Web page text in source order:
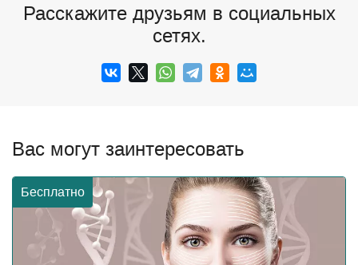
Расскажите друзьям в социальных
сетях.
Вас могут заинтересовать
Бесплатно